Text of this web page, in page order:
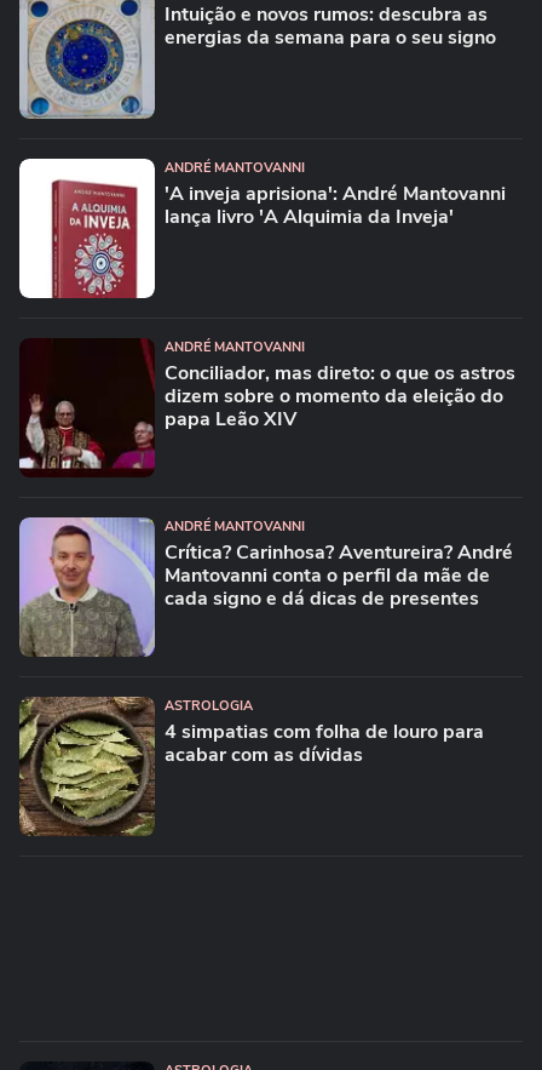
Intuição e novos rumos: descubra as
energias da semana para o seu signo
ANDRÉ MANTOVANNI
'A inveja aprisiona': André Mantovanni
lança livro 'A Alquimia da Inveja'
ANDRÉ MANTOVANNI
Conciliador, mas direto: o que os astros
dizem sobre o momento da eleição do
papa Leão XIV
ANDRÉ MANTOVANNI
Crítica? Carinhosa? Aventureira? André
Mantovanni conta o perfil da mãe de
cada signo e dá dicas de presentes
ASTROLOGIA
4 simpatias com folha de louro para
acabar com as dívidas